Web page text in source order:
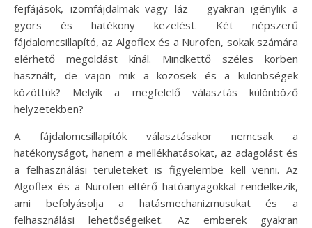
fejfájások, izomfájdalmak vagy láz – gyakran igénylik a
gyors és hatékony kezelést. Két népszerű
fájdalomcsillapító, az Algoflex és a Nurofen, sokak számára
elérhető megoldást kínál. Mindkettő széles körben
használt, de vajon mik a közösek és a különbségek
közöttük? Melyik a megfelelő választás különböző
helyzetekben?
A fájdalomcsillapítók választásakor nemcsak a
hatékonyságot, hanem a mellékhatásokat, az adagolást és
a felhasználási területeket is figyelembe kell venni. Az
Algoflex és a Nurofen eltérő hatóanyagokkal rendelkezik,
ami befolyásolja a hatásmechanizmusukat és a
felhasználási lehetőségeiket. Az emberek gyakran